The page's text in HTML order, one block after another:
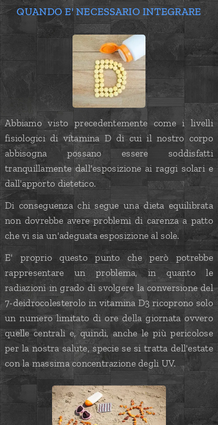
QUANDO E' NECESSARIO INTEGRARE
Abbiamo visto precedentemente come i livelli
fisiologici di vitamina D di cui il nostro corpo
abbisogna possano essere soddisfatti
tranquillamente dall'esposizione ai raggi solari e
dall'apporto dietetico.
Di conseguenza chi segue una dieta equilibrata
non dovrebbe avere problemi di carenza a patto
che vi sia un'adeguata esposizione al sole.
E' proprio questo punto che però potrebbe
rappresentare un problema, in quanto le
radiazioni in grado di svolgere la conversione del
7-deidrocolesterolo in vitamina D3 ricoprono solo
un numero limitato di ore della giornata ovvero
quelle centrali e, quindi, anche le più pericolose
per la nostra salute, specie se si tratta dell'estate
con la massima concentrazione degli UV.